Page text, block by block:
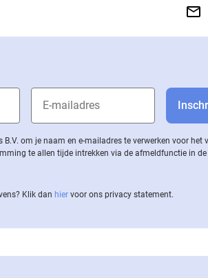
om je naam en e-mailadres te verwerken voor het
te allen tijde intrekken via de af­meld­func­tie in de
Klik dan hier voor ons privacy statement.